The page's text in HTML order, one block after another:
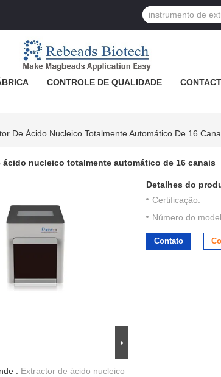
CONTROLE DE QUALIDADE
De Ácido Nucleico Totalmente Automático De 16
ácido nucleico totalmente automático de 16 canais
: Extractor de ácido nucleico
Detalhes do
Certificação:
Número do
Contato